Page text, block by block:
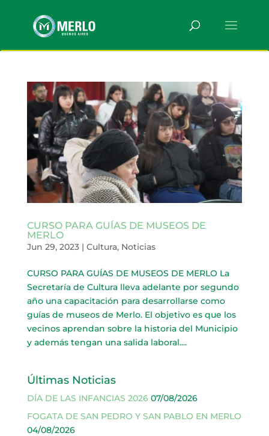
CURSO PARA GUÍAS DE MUSEOS DE
MERLO
Jun 29, 2023| Cultura, Noticias
CURSO PARA GUÍAS DE MUSEOS DE MERLO La
Secretaría de Cultura lleva adelante por segundo
año una capacitación para desarrollarse como
guías de museos de Merlo. El objetivo es que los
vecinos aprendan sobre la historia del Municipio
y además tengan una salida laboral....
Últimas Noticias
DÍA DE LAS INFANCIAS 2026 07/08/2026
FOGATA DE SAN PEDRO Y SAN PABLO EN MERLO
04/08/2026